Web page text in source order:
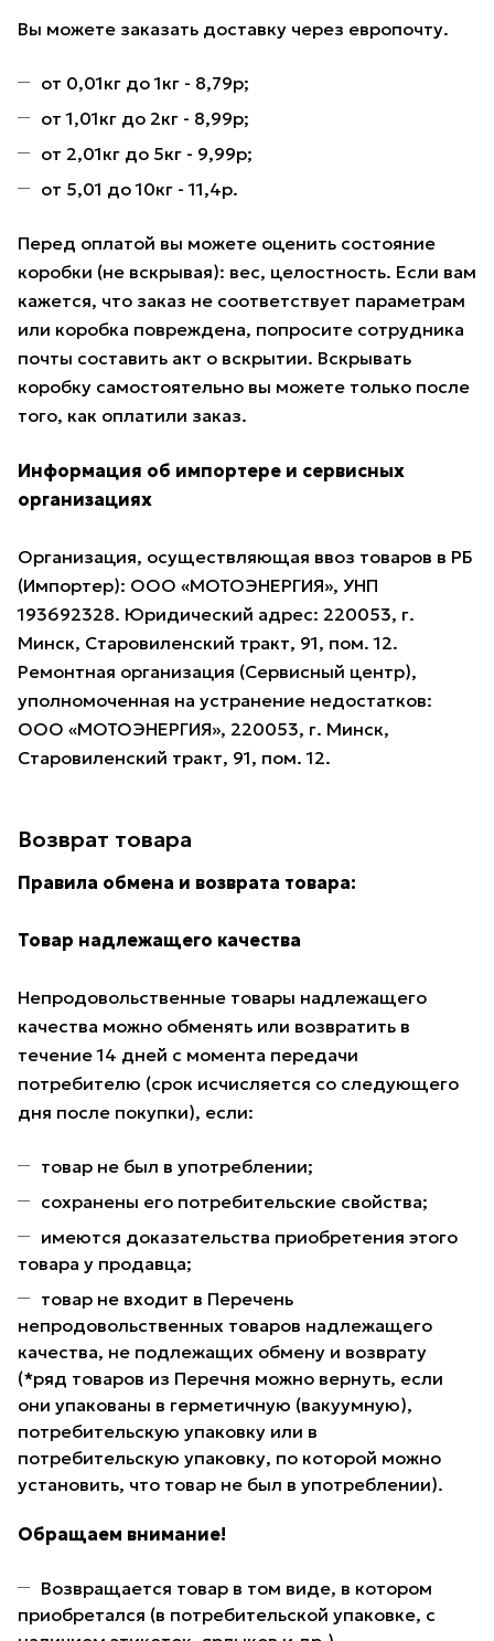
Вы можете заказать доставку через европочту.
от 0,01кг до 1кг - 8,79р;
от 1,01кг до 2кг - 8,99р;
от 2,01кг до 5кг - 9,99р;
от 5,01 до 10кг - 11,4р.
Перед оплатой вы можете оценить состояние
коробки (не вскрывая): вес, целостность. Если вам
кажется, что заказ не соответствует параметрам
или коробка повреждена, попросите сотрудника
почты составить акт о вскрытии. Вскрывать
коробку самостоятельно вы можете только после
того, как оплатили заказ.
Информация об импортере и сервисных
организациях
Организация, осуществляющая ввоз товаров в РБ
(Импортер): ООО «МОТОЭНЕРГИЯ», УНП
193692328. Юридический адрес: 220053, г.
Минск, Старовиленский тракт, 91, пом. 12.
Ремонтная организация (Сервисный центр),
уполномоченная на устранение недостатков:
ООО «МОТОЭНЕРГИЯ», 220053, г. Минск,
Старовиленский тракт, 91, пом. 12.
Возврат товара
Правила обмена и возврата товара:
Товар надлежащего качества
Непродовольственные товары надлежащего
качества можно обменять или возвратить в
течение 14 дней с момента передачи
потребителю (срок исчисляется со следующего
дня после покупки), если:
товар не был в употреблении;
сохранены его потребительские свойства;
имеются доказательства приобретения этого
товара у продавца;
товар не входит в Перечень
непродовольственных товаров надлежащего
качества, не подлежащих обмену и возврату
(*ряд товаров из Перечня можно вернуть, если
они упакованы в герметичную (вакуумную),
потребительскую упаковку или в
потребительскую упаковку, по которой можно
установить, что товар не был в употреблении).
Обращаем внимание!
Возвращается товар в том виде, в котором
приобретался (в потребительской упаковке, с